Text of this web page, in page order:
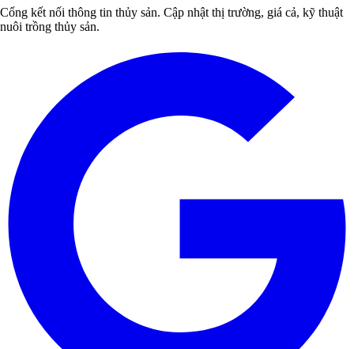
Cổng kết nối thông tin thủy sản. Cập nhật thị trường, giá cả, kỹ thuật
nuôi trồng thủy sản.